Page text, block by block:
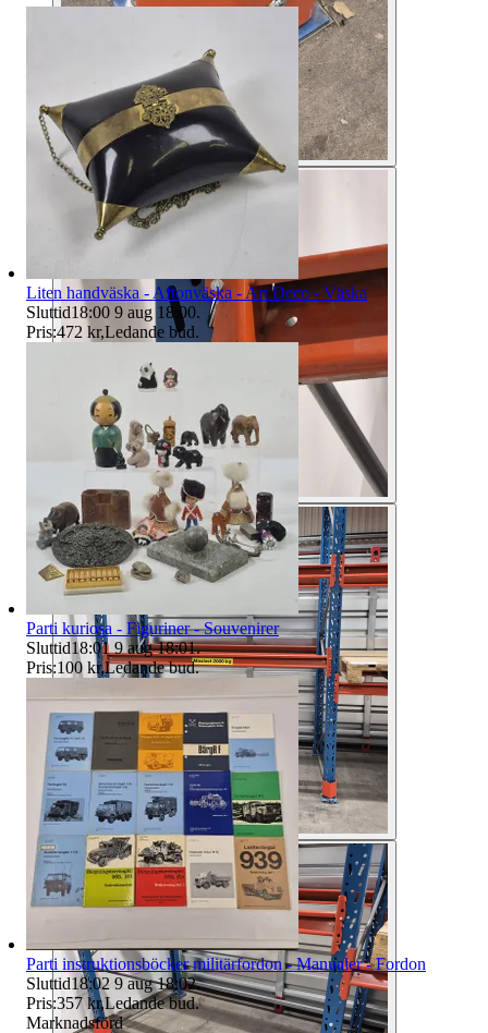
Liten handväska - Aftonväska - Art Deco - Väska
Sluttid18:00 9 aug 18:00.
Pris:472 kr,Ledande bud.
Parti kuriosa - Figuriner - Souvenirer
Sluttid18:01 9 aug 18:01.
Pris:100 kr,Ledande bud.
Parti instruktionsböcker militärfordon - Manualer - Fordon
Sluttid18:02 9 aug 18:02.
Pris:357 kr,Ledande bud.
Marknadsförd